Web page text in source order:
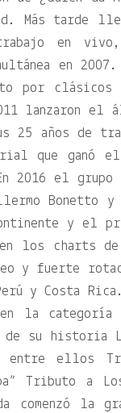
Más tarde
en
en
por
lanzaron el
25 años de
que ganó
2016 el
y el
los charts
y fuerte
y Costa
en la
su historia
entre ellos
Tributo a
comenzó la